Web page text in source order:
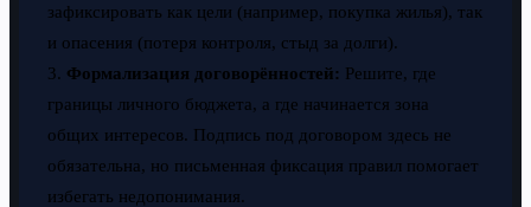
зафиксировать как цели (например, покупка жилья), так
и опасения (потеря контроля, стыд за долги).
3. Формализация договорённостей: Решите, где
границы личного бюджета, а где начинается зона
общих интересов. Подпись под договором здесь не
обязательна, но письменная фиксация правил помогает
избегать недопонимания.